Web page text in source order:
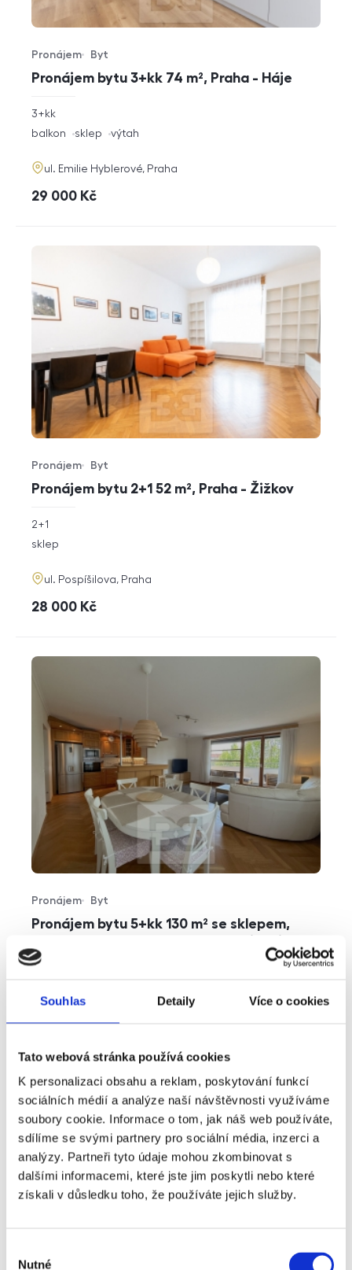
Souhlas Detaily Více o cookies
Tato webová stránka používá cookies
K personalizaci obsahu a reklam, poskytování funkcí
sociálních médií a analýze naší návštěvnosti využíváme
soubory cookie. Informace o tom, jak náš web používáte,
sdílíme se svými partnery pro sociální média, inzerci a
analýzy. Partneři tyto údaje mohou zkombinovat s
dalšími informacemi, které jste jim poskytli nebo které
získali v důsledku toho, že používáte jejich služby.
Nutné
Pronájem bytu 3+kk 74 m², Praha - Háje
Typ nabídky
Pronájem
Typ nemovitosti
Byt
rozměry
3+kk
funkce
balkon sklep výtah
adresa
ul. Emilie Hyblerové, Praha
cena
29 000 Kč
Pronájem bytu 2+1 52 m², Praha - Žižkov
Typ nabídky
Pronájem
Typ nemovitosti
Byt
rozměry
2+1
funkce
sklep
adresa
ul. Pospíšilova, Praha
cena
28 000 Kč
Pronájem bytu 5+kk 130 m² se sklepem,
Typ nabídky
Pronájem
Typ nemovitosti
Byt
funkce
parkování sklep výtah
cena
49 000 Kč